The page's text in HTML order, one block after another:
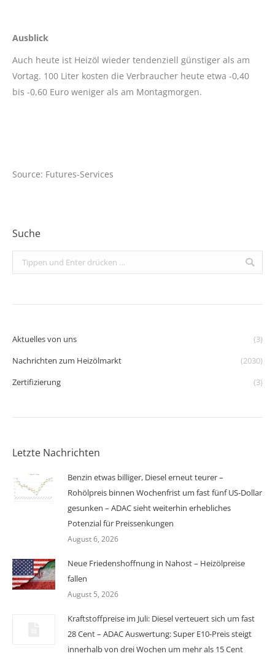
Ausblick
Auch heute ist Heizöl wieder tendenziell günstiger als am
Vortag. 100 Liter kosten die Verbraucher heute etwa -0,40
bis -0,60 Euro weniger als am Montagmorgen.
Source: Futures-Services
Suche
Search:
Aktuelles von uns
(3)
Nachrichten zum Heizölmarkt
(2030)
Zertifizierung
(3)
Letzte Nachrichten
Benzin etwas billiger, Diesel erneut teurer –
Rohölpreis binnen Wochenfrist um fast fünf US-Dollar
gesunken – ADAC sieht weiterhin erhebliches
Potenzial für Preissenkungen
August 6, 2026
Neue Friedenshoffnung in Nahost – Heizölpreise
fallen
August 5, 2026
Kraftstoffpreise im Juli: Diesel verteuert sich um fast
28 Cent – ADAC Auswertung: Super E10-Preis steigt
innerhalb von drei Wochen um mehr als 15 Cent